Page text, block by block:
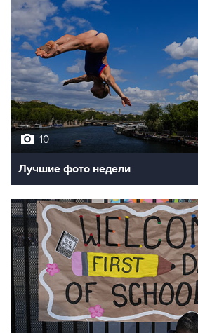
10
Лучшие фото недели